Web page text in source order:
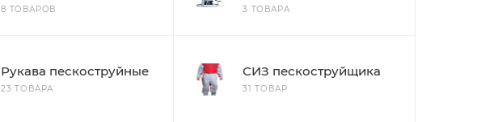
8 ТОВАРОВ 3 ТОВАРА
Рукава пескоструйные
23 ТОВАРА
СИЗ пескоструйщика
31 ТОВАР